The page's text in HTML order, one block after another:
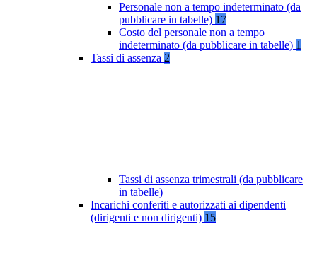
Personale non a tempo indeterminato (da
pubblicare in tabelle) 17
Costo del personale non a tempo
indeterminato (da pubblicare in tabelle) 1
Tassi di assenza 2
Tassi di assenza trimestrali (da pubblicare
in tabelle)
Incarichi conferiti e autorizzati ai dipendenti
(dirigenti e non dirigenti) 15